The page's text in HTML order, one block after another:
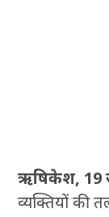
ऋषिकेश, 19
व्यक्तियों की